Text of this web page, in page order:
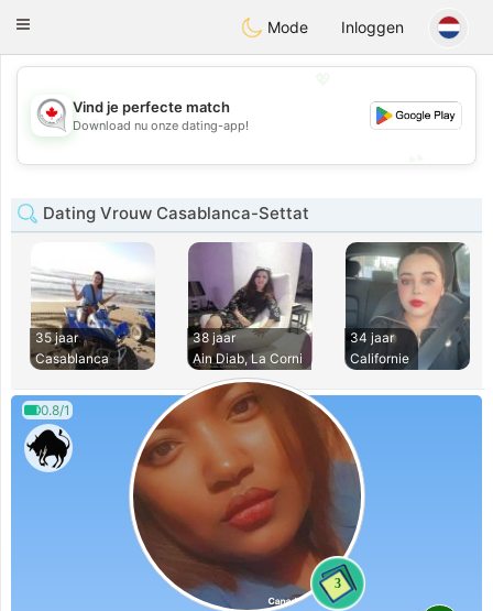
CANADIANchat
Toggle
Mode Inloggen
💖
💕
Vind je perfecte match
Download nu onze dating-app!
Dating Vrouw Casablanca-Settat
35 jaar
Casablanca
38 jaar
Ain Diab, La Corni
34 jaar
Californie
0.8/1
3